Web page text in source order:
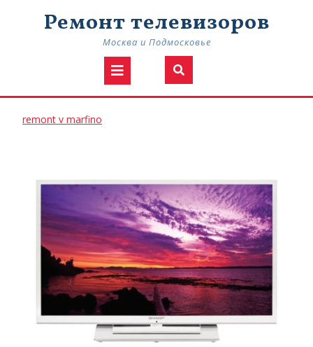
Ремонт телевизоров
Москва и Подмосковье
Open
Button
remont v marfino